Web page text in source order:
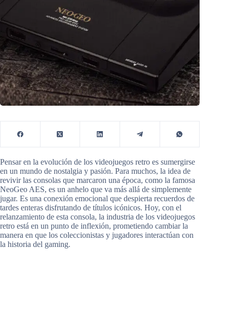
Pensar en la evolución de los videojuegos retro es sumergirse
en un mundo de nostalgia y pasión. Para muchos, la idea de
revivir las consolas que marcaron una época, como la famosa
NeoGeo AES, es un anhelo que va más allá de simplemente
jugar. Es una conexión emocional que despierta recuerdos de
tardes enteras disfrutando de títulos icónicos. Hoy, con el
relanzamiento de esta consola, la industria de los videojuegos
retro está en un punto de inflexión, prometiendo cambiar la
manera en que los coleccionistas y jugadores interactúan con
la historia del gaming.